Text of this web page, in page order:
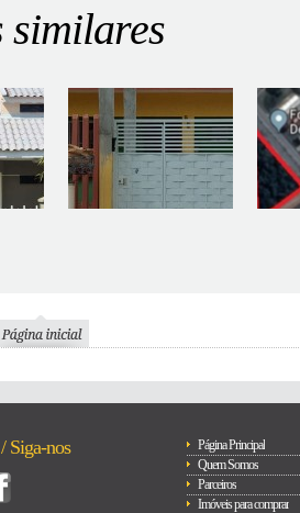
similares
Siga-nos
Página Principal
Quem Somos
Parceiros
Imóveis para comprar